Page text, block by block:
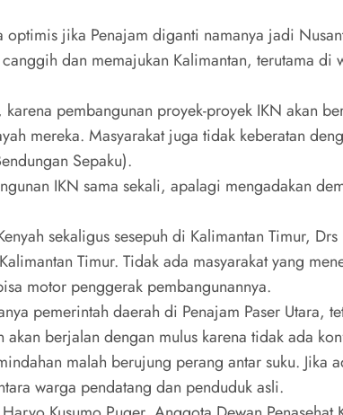
jika Penajam diganti namanya jadi
dan memajukan Kalimantan, terutama di
pembangunan proyek-proyek IKN akan
mereka. Masyarakat juga tidak keberatan
Sepaku).
IKN sama sekali, apalagi mengadakan
sekaligus sesepuh di Kalimantan Timur,
Timur. Tidak ada masyarakat yang
motor penggerak pembangunannya.
pemerintah daerah di Penajam Paser Utara,
berjalan dengan mulus karena tidak ada
malah berujung perang antar suku. Jika
warga pendatang dan penduduk asli.